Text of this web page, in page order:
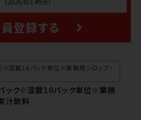
載10パック単位※業務用シロップ・
ック※混載10パック単位※業務
汁飲料